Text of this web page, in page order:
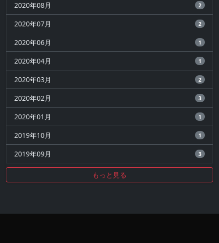
2020年08月 2
2020年07月 2
2020年06月 1
2020年04月 1
2020年03月 2
2020年02月 3
2020年01月 1
2019年10月 1
2019年09月 3
もっと見る